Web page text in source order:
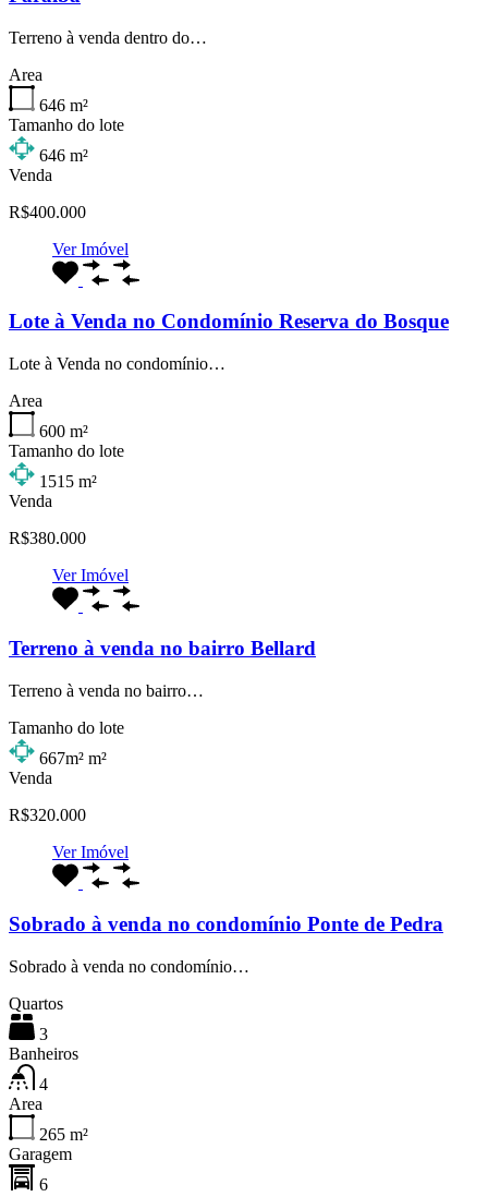
Terreno à venda dentro do…
Area
646 m²
Tamanho do lote
646 m²
Venda
R$400.000
Ver Imóvel
Lote à Venda no Condomínio Reserva do Bosque
Lote à Venda no condomínio…
Area
600 m²
Tamanho do lote
1515 m²
Venda
R$380.000
Ver Imóvel
Terreno à venda no bairro Bellard
Terreno à venda no bairro…
Tamanho do lote
667m² m²
Venda
R$320.000
Ver Imóvel
Sobrado à venda no condomínio Ponte de Pedra
Sobrado à venda no condomínio…
Quartos
3
Banheiros
4
Area
265 m²
Garagem
6